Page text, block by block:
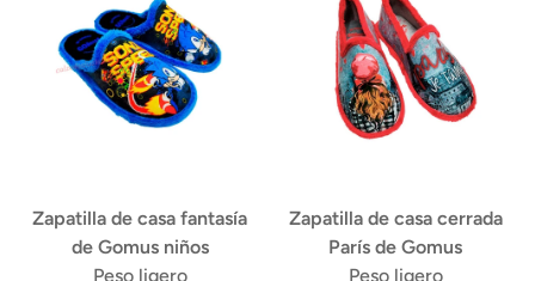
Zapatilla de casa fantasía
de Gomus niños
Peso ligero
Zapatilla de casa cerrada
París de Gomus
Peso ligero